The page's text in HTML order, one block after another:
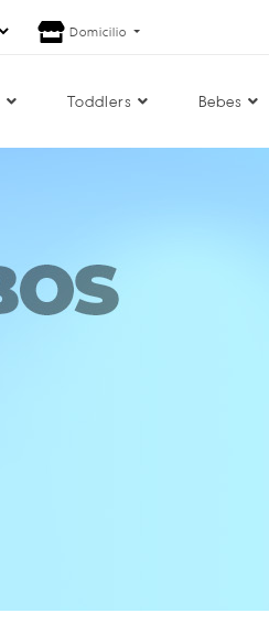
Domicilio
Toddlers Bebes